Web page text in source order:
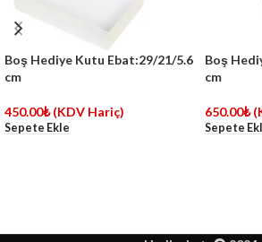
Boş Hediye Kutu Ebat:29/21/5.6
cm
450.00₺ (KDV Hariç)
Sepete Ekle
Boş
cm
650.00₺
Sepete